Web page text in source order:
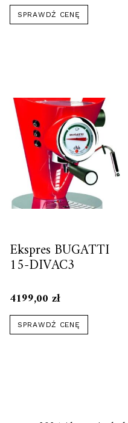
SPRAWDŹ CENĘ
Ekspres BUGATTI
15-DIVAC3
4199,00 zł
SPRAWDŹ CENĘ